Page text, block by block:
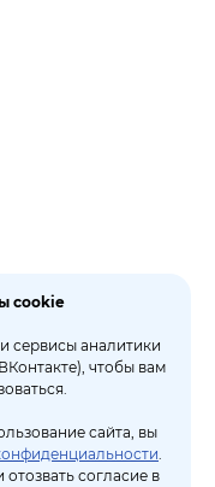
cookie
сервисы аналитики
чтобы вам
сайта, вы
.
согласие в